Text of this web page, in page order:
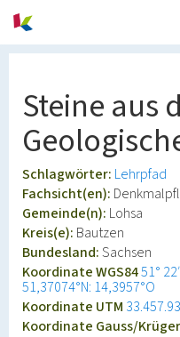
Steine aus
Schlagwörter: Lehrpfad
Fachsicht(en):
Gemeinde(n): Lohsa
Kreis(e): Bautzen
Bundesland:Sachsen
Koordinate WGS8451°
51,37074°N: 14,3957°O
Koordinate UTM
Koordinate Gauss/Krüger